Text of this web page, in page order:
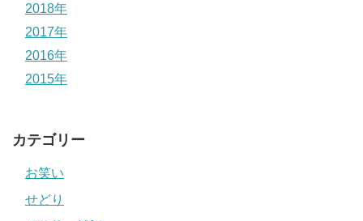
2018年
2017年
2016年
2015年
カテゴリー
お笑い
せどり